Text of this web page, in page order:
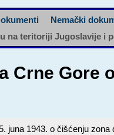
Nemački
na teritoriji Jugoslavije i
Crne Gore
juna 1943. o čišćenju